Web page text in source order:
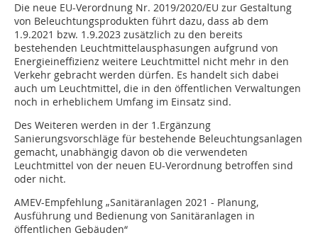
Die neue EU-Verordnung Nr. 2019/2020/EU zur Gestaltung
von Beleuchtungsprodukten führt dazu, dass ab dem
1.9.2021 bzw. 1.9.2023 zusätzlich zu den bereits
bestehenden Leuchtmittelausphasungen aufgrund von
Energieineffizienz weitere Leuchtmittel nicht mehr in den
Verkehr gebracht werden dürfen. Es handelt sich dabei
auch um Leuchtmittel, die in den öffentlichen Verwaltungen
noch in erheblichem Umfang im Einsatz sind.
Des Weiteren werden in der 1.Ergänzung
Sanierungsvorschläge für bestehende Beleuchtungsanlagen
gemacht, unabhängig davon ob die verwendeten
Leuchtmittel von der neuen EU-Verordnung betroffen sind
oder nicht.
AMEV-Empfehlung „Sanitäranlagen 2021 - Planung,
Ausführung und Bedienung von Sanitäranlagen in
öffentlichen Gebäuden“